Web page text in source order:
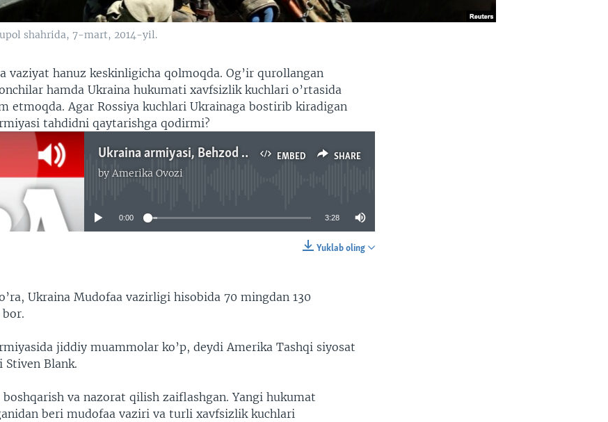
shahrida, 7-mart, 2014-yil.
vaziyat hanuz keskinligicha qolmoqda. Og’ir qurollangan
hamda Ukraina hukumati xavfsizlik kuchlari o’rtasida
etmoqda. Agar Rossiya kuchlari Ukrainaga bostirib kiradigan
tahdidni qaytarishga qodirmi?
EMBED SHARE
Ukraina armiyasi, Behzod Muhammadiy
byAmerika Ovozi
No media source currently available
0:00 3:28
Yuklab oling
Ukraina Mudofaa vazirligi hisobida 70 mingdan 130
jiddiy muammolar ko’p, deydi Amerika Tashqi siyosat
Stiven Blank.
va nazorat qilish zaiflashgan. Yangi hukumat
beri mudofaa vaziri va turli xavfsizlik kuchlari